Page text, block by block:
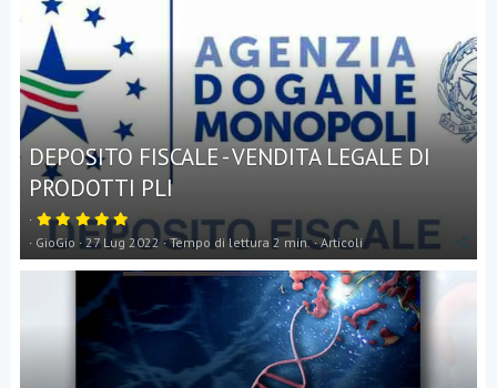
DEPOSITO FISCALE - VENDITA LEGALE DI
PRODOTTI PLI
5
,
0
0
s
l
l
e
)
GioGio 27 Lug 2022 Tempo di lettura 2 min. Articoli